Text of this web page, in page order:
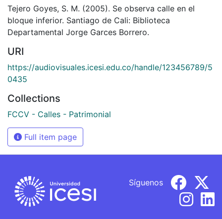
Tejero Goyes, S. M. (2005). Se observa calle en el
bloque inferior. Santiago de Cali: Biblioteca
Departamental Jorge Garces Borrero.
URI
https://audiovisuales.icesi.edu.co/handle/123456789/5
0435
Collections
FCCV - Calles - Patrimonial
Full item page
Síguenos